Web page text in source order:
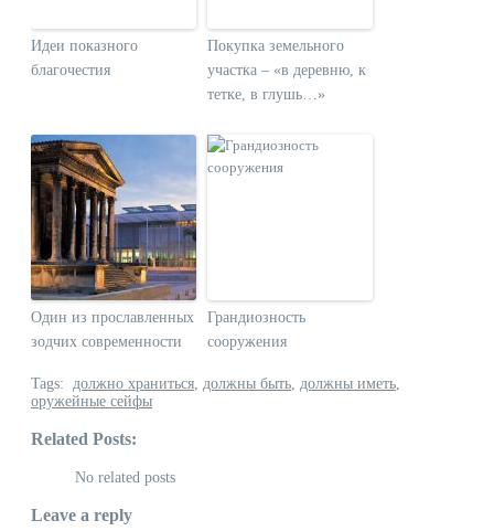
Идеи показного
благочестия
Покупка земельного
участка – «в деревню, к
тетке, в глушь…»
Один из прославленных
зодчих современности
Грандиозность
сооружения
Tags: должно храниться должны быть должны иметь
оружейные сейфы
Related Posts:
No related posts
Leave a reply